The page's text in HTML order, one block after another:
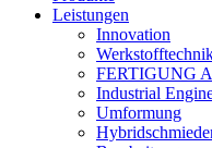
Leistungen
Innovation
FERTIGUNG
Industrial
Umformung